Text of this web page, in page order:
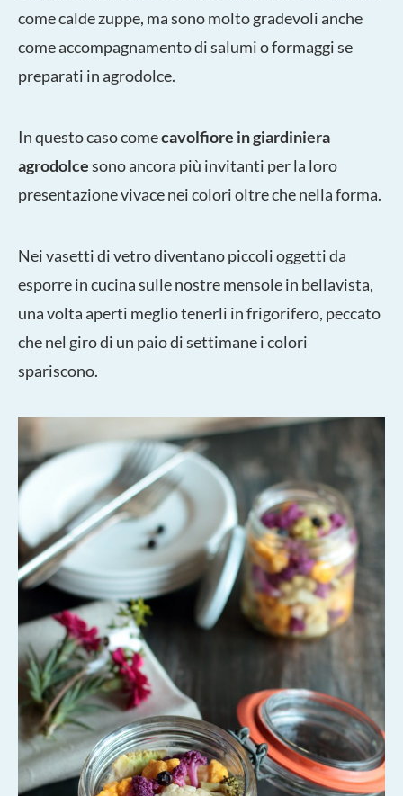
come calde zuppe, ma sono molto gradevoli anche
come accompagnamento di salumi o formaggi se
preparati in agrodolce.
In questo caso comecavolfiore in giardiniera
agrodolcesono ancora più invitanti per la loro
presentazione vivace nei colori oltre che nella forma.
Nei vasetti di vetro diventano piccoli oggetti da
esporre in cucina sulle nostre mensole in bellavista,
una volta aperti meglio tenerli in frigorifero, peccato
che nel giro di un paio di settimane i colori
spariscono.